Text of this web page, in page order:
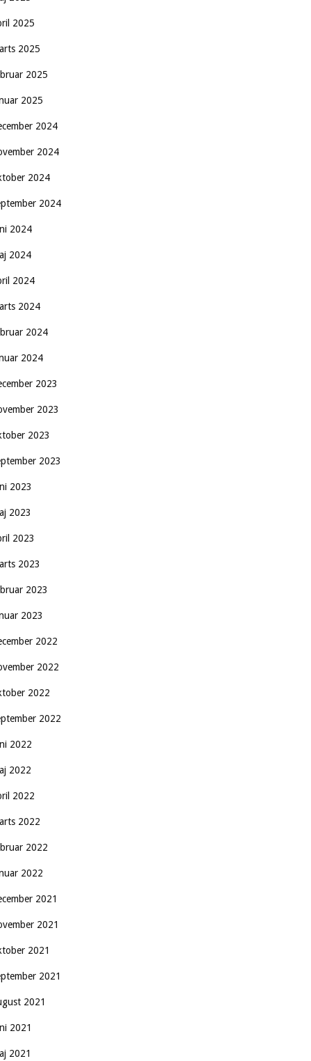
2025
2025
2025
2025
2024
2024
2024
2024
2024
2024
2024
2024
2024
2024
2023
2023
2023
2023
2023
2023
2023
2023
2023
2023
2022
2022
2022
2022
2022
2022
2022
2022
2022
2022
2021
2021
2021
2021
2021
2021
2021